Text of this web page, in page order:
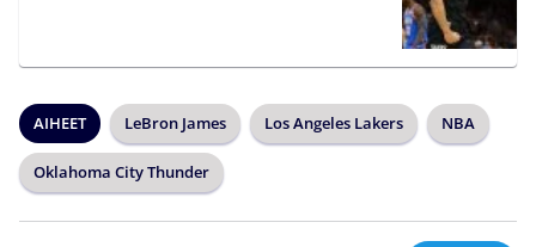
AIHEET LeBron James Los Angeles Lakers NBA
Oklahoma City Thunder